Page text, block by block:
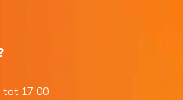
tot 17:00